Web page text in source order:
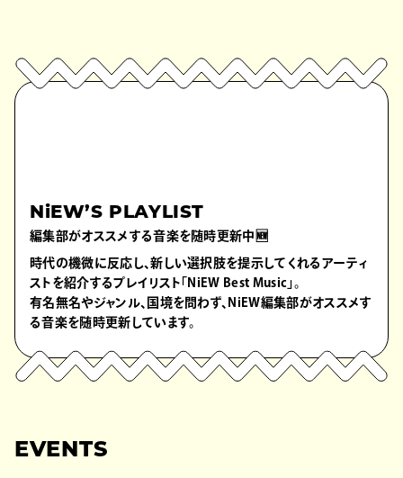
NiEW’S PLAYLIST
編集部がオススメする音楽を随時更新中🆕
時代の機微に反応し、新しい選択肢を提示してくれるアーティ
ストを紹介するプレイリスト「NiEW Best Music」。
有名無名やジャンル、国境を問わず、NiEW編集部がオススメす
る音楽を随時更新しています。
EVENTS